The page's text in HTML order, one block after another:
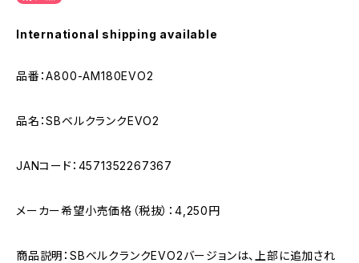
International shipping available
品番：A800-AM180EVO2
品名：SBベルクランクEVO2
JANコード：4571352267367
メーカー希望小売価格（税抜）：4,250円
商品説明：SBベルクランクEVO2バージョンは、上部に追加され